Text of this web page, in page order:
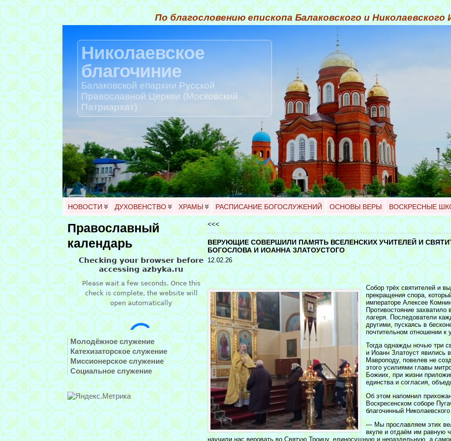
По благословению епископа Балаковского и Николаевского
Николаевское
благочиние
Балаковской епархии Русской
Православной Церкви (Московский
Патриархат)
НОВОСТИ ДУХОВЕНСТВО ХРАМЫ РАСПИСАНИЕ БОГОСЛУЖЕНИЙ ОСНОВЫ ВЕРЫ ВОСКРЕСНЫЕ
Православный
календарь
Молодёжное служение
Катехизаторское служение
Миссионерское служение
Социальное служение
<<<
ВЕРУЮЩИЕ СОВЕРШИЛИ ПАМЯТЬ ВСЕЛЕНСКИХ УЧИТЕЛЕЙ И
БОГОСЛОВА И ИОАННА ЗЛАТОУСТОГО
12.02.26
Собор трёх святителей и
прекращения спора,
императоре Алексее
Противостояние
лагеря. Последователи
другими, пускаясь в
почтительном отношении к
Тогда однажды ночью три
и Иоанн Златоуст явились
Мавроподу, повелев не
этого усилиями главы
Божиих, при жизни
единства и согласия,
Об этом напомнил
Воскресенском соборе
благочинный
— Мы прославляем этих
вкупе и отдаём им равную
научили нас веровать во Святую Троицу, единосущную и нераздельную, а